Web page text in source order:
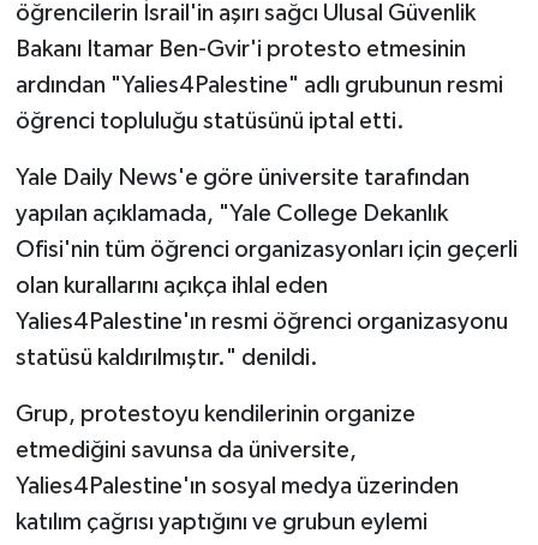
öğrencilerin İsrail'in aşırı sağcı Ulusal Güvenlik
Bakanı Itamar Ben-Gvir'i protesto etmesinin
ardından "Yalies4Palestine" adlı grubunun resmi
öğrenci topluluğu statüsünü iptal etti.
Yale Daily News'e göre üniversite tarafından
yapılan açıklamada, "Yale College Dekanlık
Ofisi'nin tüm öğrenci organizasyonları için geçerli
olan kurallarını açıkça ihlal eden
Yalies4Palestine'ın resmi öğrenci organizasyonu
statüsü kaldırılmıştır." denildi.
Grup, protestoyu kendilerinin organize
etmediğini savunsa da üniversite,
Yalies4Palestine'ın sosyal medya üzerinden
katılım çağrısı yaptığını ve grubun eylemi